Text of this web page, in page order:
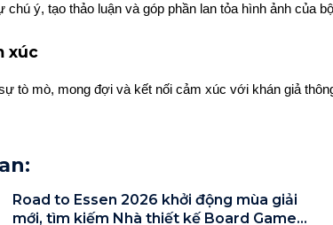
chú ý, tạo thảo luận và góp phần lan tỏa hình ảnh của
xúc
tò mò, mong đợi và kết nối cảm xúc với khán giả
Road to Essen 2026 khởi động mùa giải
mới, tìm kiếm Nhà thiết kế Board Game